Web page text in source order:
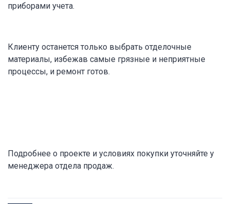
приборами учета.
Клиенту останется только выбрать отделочные
материалы, избежав самые грязные и неприятные
процессы, и ремонт готов.
Подробнее о проекте и условиях покупки уточняйте у
менеджера отдела продаж.